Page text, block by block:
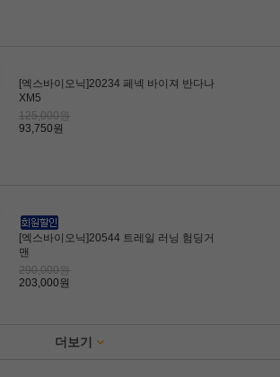
[엑스바이오닉]20234 페넥 바이져 반다나
XM5
125,000원
93,750원
[엑스바이오닉]20544 트레일 러닝 험딩거
맨
290,000원
203,000원
더보기